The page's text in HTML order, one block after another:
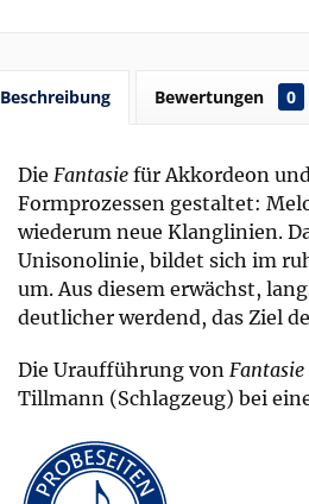
Beschreibung Bewertungen 0
Die Fantasie für Akkordeon
Formprozessen gestaltet:
wiederum neue Klanglinien.
Unisonolinie, bildet sich im
um. Aus diesem erwächst,
deutlicher werdend, das Ziel
Die Uraufführung von Fantasie
Tillmann (Schlagzeug) bei